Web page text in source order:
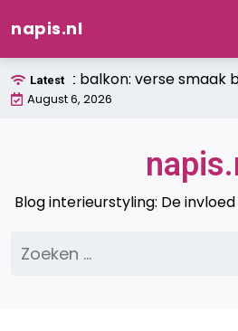
naar
de
napis.nl
Latest
op het balkon: verse smaak
August 6, 2026
Blog interieurstyling: De
naar: